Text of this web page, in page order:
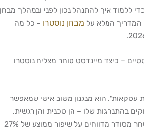
ללמוד איך להתנהל נכון לפני ובמהלך מבחן
המדריך המלא על מבחן נוסטרו – כל מה
– כיצד מיינדסט סוחר מצליח נוסטרו
עסקאות". הוא מנגנון משוב אישי שמאפשר
בהתנהגות שלו – הן טכנית והן רגשית.
סוחרים שמנהלים יומן מסחר מסודר מדווחים על שיפור ממוצע של 27%